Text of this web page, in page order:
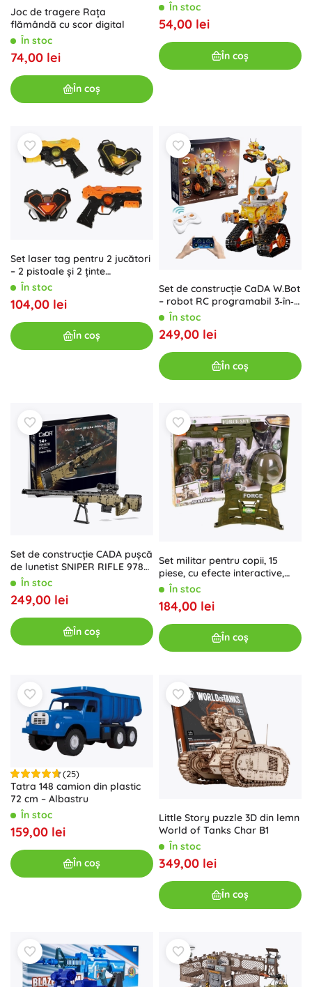
Joc de tragere Rața
flămândă cu scor digital
În stoc
74,00 lei
În coș
În stoc
54,00 lei
În coș
Set laser tag pentru 2 jucători
– 2 pistoale și 2 ținte
interactive
În stoc
104,00 lei
În coș
Set de construcție CaDA W.Bot
– robot RC programabil 3‑în‑1
(455 piese)
În stoc
249,00 lei
În coș
Set de construcție CADA pușcă
de lunetist SNIPER RIFLE 978
piese
În stoc
249,00 lei
În coș
Set militar pentru copii, 15
piese, cu efecte interactive,
cască, vestă, pușcă și stație
În stoc
184,00 lei
În coș
(25)
Tatra 148 camion din plastic
72 cm – Albastru
În stoc
159,00 lei
În coș
Little Story puzzle 3D din lemn
World of Tanks Char B1
În stoc
349,00 lei
În coș